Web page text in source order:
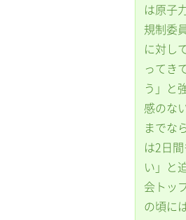
は原子
規制委
に対し
ってき
う」と
感のな
までな
は2日
い」と
会トッ
の頃に